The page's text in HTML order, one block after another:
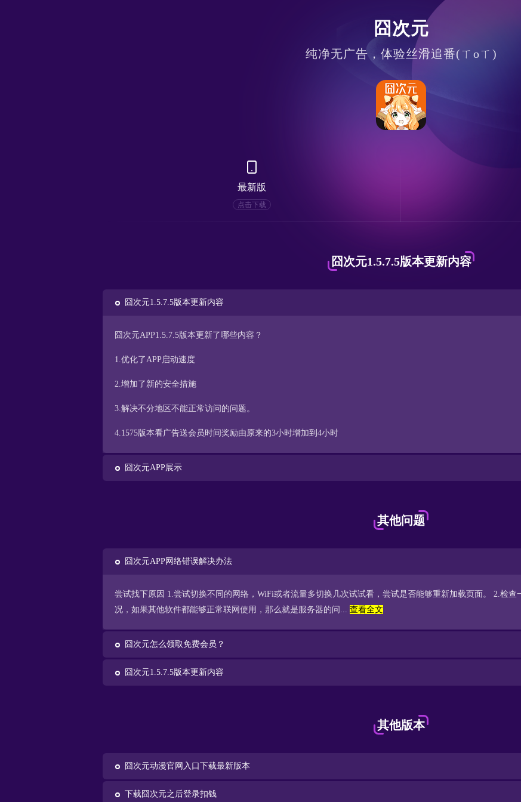
囧次元
纯净无广告，体验丝滑追番(ㄒoㄒ)
最新版
点击下载
囧次元1.5.7.5版本更新内容
囧次元1.5.7.5版本更新内容
囧次元APP1.5.7.5版本更新了哪些内容？
1.优化了APP启动速度
2.增加了新的安全措施
3.解决不分地区不能正常访问的问题。
4.1575版本看广告送会员时间奖励由原来的3小时增加到4小时
囧次元APP展示
其他问题
囧次元APP网络错误解决办法
尝试找下原因 1.尝试切换不同的网络，WiFi或者流量多切换几次试试看，尝试是否能够重新加载页面。 2.检
况，如果其他软件都能够正常联网使用，那么就是服务器的问... 查看全文
囧次元怎么领取免费会员？
囧次元1.5.7.5版本更新内容
其他版本
囧次元动漫官网入口下载最新版本
下载囧次元之后登录扣钱